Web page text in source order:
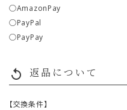
○AmazonPay
○PayPal
○PayPay
replay 返品について
【交換条件】